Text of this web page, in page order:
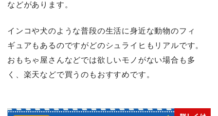
などがあります。
インコや犬のような普段の生活に身近な動物のフィ
ギュアもあるのですがどのシュライヒもリアルです。
おもちゃ屋さんなどでは欲しいモノがない場合も多
く、楽天などで買うのもおすすめです。